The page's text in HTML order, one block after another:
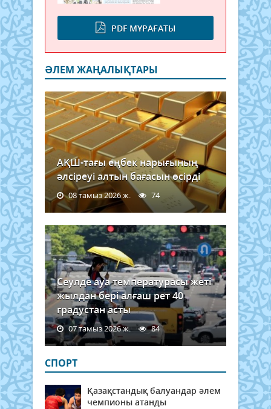
PDF МҰРАҒАТЫ
ӘЛЕМ ЖАҢАЛЫҚТАРЫ
АҚШ-тағы еңбек нарығының
әлсіреуі алтын бағасын өсірді
08 тамыз 2026 ж. 74
Сеулде ауа температурасы жеті
жылдан бері алғаш рет 40
градустан асты
07 тамыз 2026 ж. 84
СПОРТ
Қазақстандық балуандар әлем
чемпионы атанды